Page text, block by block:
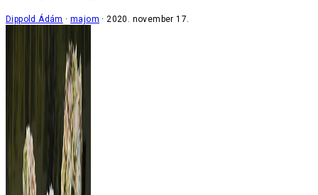
Dippold Ádám majom 2020. november 17.